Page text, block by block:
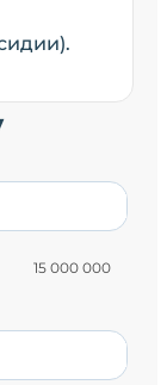
15 000 000